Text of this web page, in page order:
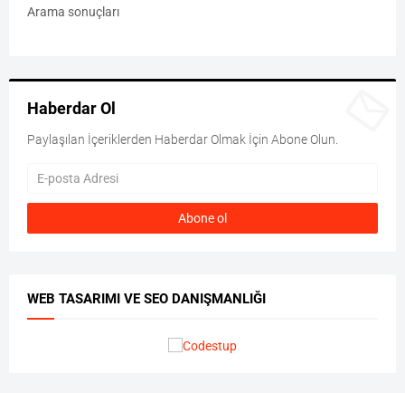
Arama sonuçları
Haberdar Ol
Paylaşılan İçeriklerden Haberdar Olmak İçin Abone Olun.
WEB TASARIMI VE SEO DANIŞMANLIĞI